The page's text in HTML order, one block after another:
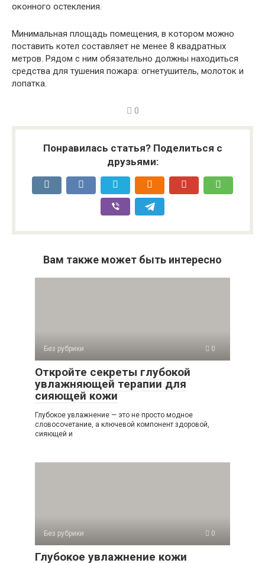
оконного остекления.
Минимальная площадь помещения, в котором можно
поставить котел составляет не менее 8 квадратных
метров. Рядом с ним обязательно должны находиться
средства для тушения пожара: огнетушитель, молоток и
лопатка.
0
Понравилась статья? Поделиться с
друзьями:
Вам также может быть интересно
Без рубрики 0
Откройте секреты глубокой
увлажняющей терапии для
сияющей кожи
Глубокое увлажнение — это не просто модное
словосочетание, а ключевой компонент здоровой,
сияющей и
Без рубрики 0
Глубокое увлажнение кожи